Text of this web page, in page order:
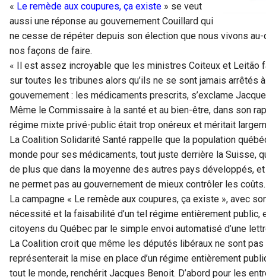
« Le remède aux coupures, ça existe » se veut
aussi une réponse au gouvernement Couillard qui
ne cesse de répéter depuis son élection que nous vivons
nos façons de faire.
« Il est assez incroyable que les ministres Coiteux et Leitão
sur toutes les tribunes alors qu’ils ne se sont jamais arrêtés
gouvernement : les médicaments prescrits, s’exclame
Même le Commissaire à la santé et au bien-être, dans son
régime mixte privé-public était trop onéreux et méritait
La Coalition Solidarité Santé rappelle que la population
monde pour ses médicaments, tout juste derrière la Suisse,
de plus que dans la moyenne des autres pays développés,
ne permet pas au gouvernement de mieux contrôler les coûts.
La campagne « Le remède aux coupures, ça existe », avec
nécessité et la faisabilité d’un tel régime entièrement public,
citoyens du Québec par le simple envoi automatisé d’une
La Coalition croit que même les députés libéraux ne sont
représenterait la mise en place d’un régime entièrement
tout le monde, renchérit Jacques Benoit. D’abord pour les